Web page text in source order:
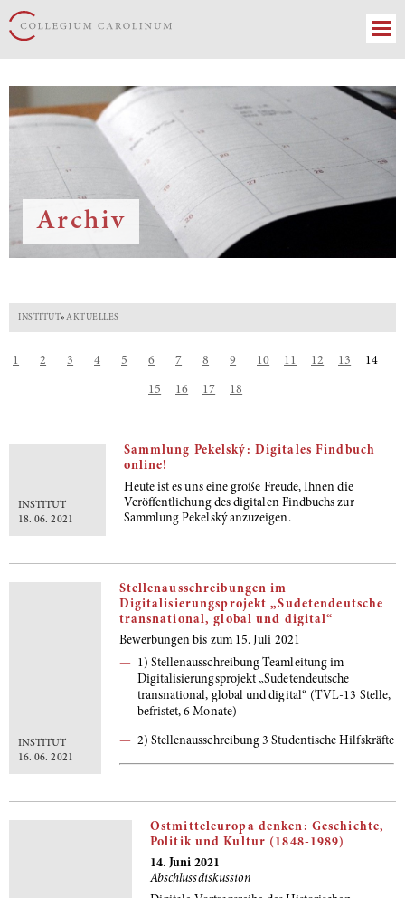
Archiv
INSTITUT» AKTUELLES
1 2 3 4 5 6 7 8 9 10 11 12 13 14
15 16 17 18
INSTITUT
18. 06. 2021
Sammlung Pekelský: Digitales Findbuch
online!
Heute ist es uns eine große Freude, Ihnen die
Veröffentlichung des digitalen Findbuchs zur
Sammlung Pekelský anzuzeigen.
INSTITUT
16. 06. 2021
Stellenausschreibungen im
Digitalisierungsprojekt „Sudetendeutsche
transnational, global und digital“
Bewerbungen bis zum 15. Juli 2021
1) Stellenausschreibung Teamleitung im
Digitalisierungsprojekt „Sudetendeutsche
transnational, global und digital“ (TVL-13 Stelle,
befristet, 6 Monate)
2) Stellenausschreibung 3 Studentische Hilfskräfte
Ostmitteleuropa denken: Geschichte,
Politik und Kultur (1848-1989)
14. Juni 2021
Abschlussdiskussion